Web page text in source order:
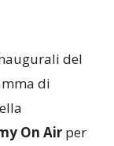
del
di
On Air per